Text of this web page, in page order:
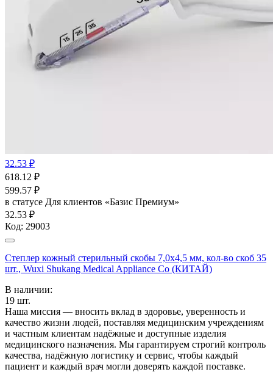
32.53 ₽
618.12 ₽
599.57 ₽
в статусе Для клиентов «Базис Премиум»
32.53 ₽
Код: 29003
Степлер кожный стерильный скобы 7,0х4,5 мм, кол-во скоб 35
шт., Wuxi Shukang Medical Appliance Co (КИТАЙ)
В наличии:
19 шт.
Наша миссия — вносить вклад в здоровье, уверенность и
качество жизни людей, поставляя медицинским учреждениям
и частным клиентам надёжные и доступные изделия
медицинского назначения. Мы гарантируем строгий контроль
качества, надёжную логистику и сервис, чтобы каждый
пациент и каждый врач могли доверять каждой поставке.